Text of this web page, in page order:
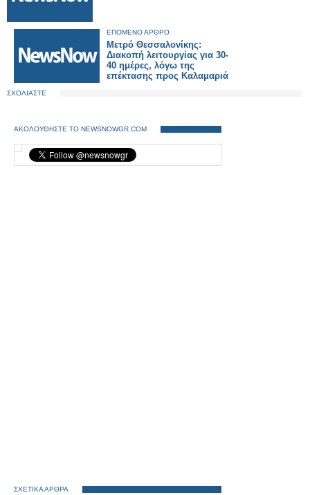
ΕΠΟΜΕΝΟ ΑΡΘΡΟ
Μετρό Θεσσαλονίκης:
Διακοπή λειτουργίας για 30-
40 ημέρες, λόγω της
επέκτασης προς Καλαμαριά
ΣΧΟΛΙΑΣΤΕ
ΑΚΟΛΟΥΘΗΣΤΕ ΤΟ NEWSNOWGR.COM
ΣΧΕΤΙΚΑ ΑΡΘΡΑ